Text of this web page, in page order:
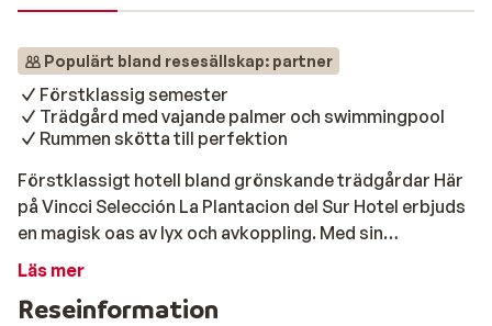
Populärt bland resesällskap: partner
Förstklassig semester
Trädgård med vajande palmer och swimmingpool
Rummen skötta till perfektion
Förstklassigt hotell bland grönskande trädgårdar Här
på Vincci Selección La Plantacion del Sur Hotel erbjuds
en magisk oas av lyx och avkoppling. Med sin
fantastiska utsikt över Atlanden och grönskande
dig som söker det allra bästa. Här bor du i rymliga rum
Läs mer
Reseinformation